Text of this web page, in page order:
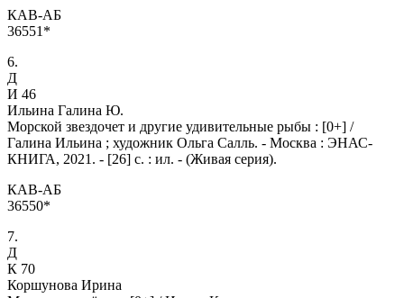
КАВ-АБ
36551*
6.
Д
И 46
Ильина Галина Ю.
Морской звездочет и другие удивительные рыбы : [0+] /
Галина Ильина ; художник Ольга Салль. - Москва : ЭНАС-
КНИГА, 2021. - [26] с. : ил. - (Живая серия).
КАВ-АБ
36550*
7.
Д
К 70
Коршунова Ирина